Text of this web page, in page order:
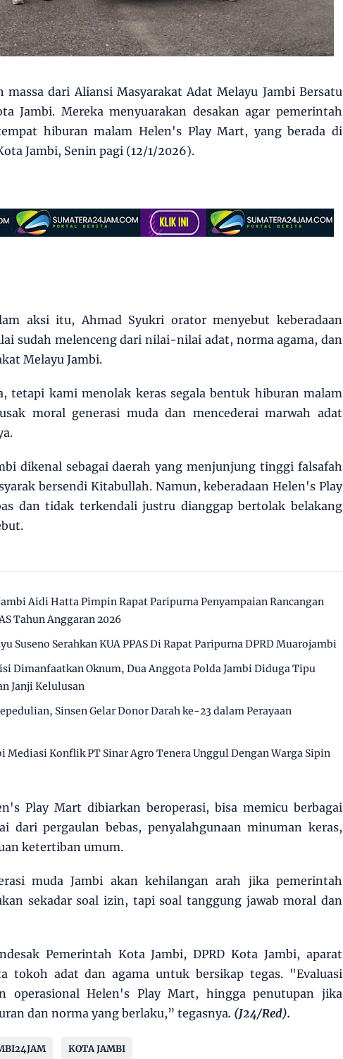
massa dari Aliansi Masyarakat Adat Melayu Jambi Bersatu
Jambi. Mereka menyuarakan desakan agar pemerintah
hiburan malam Helen's Play Mart, yang berada di
Jambi, Senin pagi (12/1/2026).
aksi itu, Ahmad Syukri orator menyebut keberadaan
sudah melenceng dari nilai-nilai adat, norma agama, dan
Melayu Jambi.
tetapi kami menolak keras segala bentuk hiburan malam
moral generasi muda dan mencederai marwah adat
dikenal sebagai daerah yang menjunjung tinggi falsafah
bersendi Kitabullah. Namun, keberadaan Helen's Play
dan tidak terkendali justru dianggap bertolak belakang
Aidi Hatta Pimpin Rapat Paripurna Penyampaian Rancangan
Tahun Anggaran 2026
Suseno Serahkan KUA PPAS Di Rapat Paripurna DPRD Muarojambi
Dimanfaatkan Oknum, Dua Anggota Polda Jambi Diduga Tipu
Janji Kelulusan
Sinsen Gelar Donor Darah ke-23 dalam Perayaan
Mediasi Konflik PT Sinar Agro Tenera Unggul Dengan Warga Sipin
Play Mart dibiarkan beroperasi, bisa memicu berbagai
dari pergaulan bebas, penyalahgunaan minuman keras,
ketertiban umum.
muda Jambi akan kehilangan arah jika pemerintah
sekadar soal izin, tapi soal tanggung jawab moral dan
Pemerintah Kota Jambi, DPRD Kota Jambi, aparat
tokoh adat dan agama untuk bersikap tegas. "Evaluasi
operasional Helen's Play Mart, hingga penutupan jika
dan norma yang berlaku,” tegasnya. (J24/Red).
KOTA JAMBI